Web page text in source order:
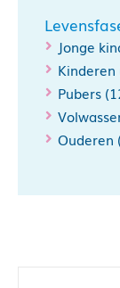
Jonge
Pubers
Ouderen